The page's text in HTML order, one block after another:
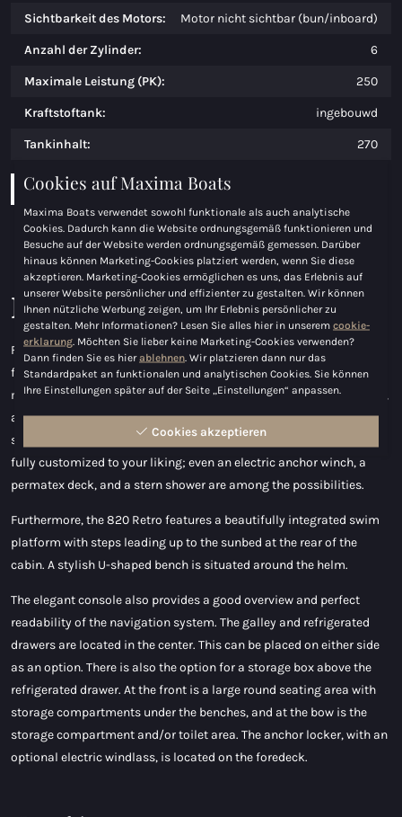
Sichtbarkeit des Motors: Motor nicht sichtbar (bun/inboard)
Anzahl der Zylinder: 6
Maximale Leistung (PK): 250
Kraftstoftank: ingebouwd
Tankinhalt: 270
Download Broschüre Konfigurier Boot
Maxima 820 retro Elektrisch
For 2024, this is the brand-new Maxima 820 Retro. This new
flagship from Maxima Boats is one of a kind and stands out in
many ways. Additionally, this boat features a spacious aft sundeck,
a built-in fuel tank, an enclosed restroom, easy access from the
stern, and a generous swim platform. Optionally, this boat can be
fully customized to your liking; even an electric anchor winch, a
permatex deck, and a stern shower are among the possibilities.
Furthermore, the 820 Retro features a beautifully integrated swim
platform with steps leading up to the sunbed at the rear of the
cabin. A stylish U-shaped bench is situated around the helm.
The elegant console also provides a good overview and perfect
readability of the navigation system. The galley and refrigerated
drawers are located in the center. This can be placed on either side
as an option. There is also the option for a storage box above the
refrigerated drawer. At the front is a large round seating area with
storage compartments under the benches, and at the bow is the
storage compartment and/or toilet area. The anchor locker, with an
optional electric windlass, is located on the foredeck.
Cookies auf Maxima Boats
Maxima Boats verwendet sowohl funktionale als auch analytische
Cookies. Dadurch kann die Website ordnungsgemäß funktionieren und
Besuche auf der Website werden ordnungsgemäß gemessen. Darüber
hinaus können Marketing-Cookies platziert werden, wenn Sie diese
akzeptieren. Marketing-Cookies ermöglichen es uns, das Erlebnis auf
unserer Website persönlicher und effizienter zu gestalten. Wir können
Ihnen nützliche Werbung zeigen, um Ihr Erlebnis persönlicher zu
gestalten. Mehr Informationen? Lesen Sie alles hier in unserem cookie-
erklarung . Möchten Sie lieber keine Marketing-Cookies verwenden?
Dann finden Sie es hierablehnen . Wir platzieren dann nur das
Standardpaket an funktionalen und analytischen Cookies. Sie können
Ihre Einstellungen später auf der Seite „Einstellungen“ anpassen.
Cookies akzeptieren